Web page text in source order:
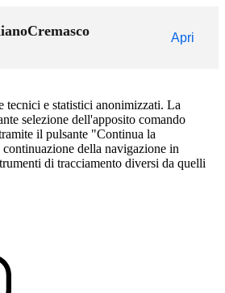
Apri
tecnici e statistici anonimizzati. La
selezione dell'apposito comando
il pulsante "Continua la
della navigazione in
di tracciamento diversi da quelli